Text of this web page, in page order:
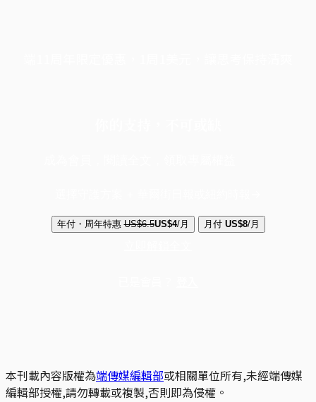
年付・周年特惠 US$6.5US$4/月 月付 US$8/月
本刊載內容版權為端傳媒編輯部或相關單位所有,未經端傳媒
編輯部授權,請勿轉載或複製,否則即為侵權。